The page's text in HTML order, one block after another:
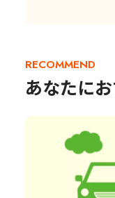
RECOMMEND
あなたに